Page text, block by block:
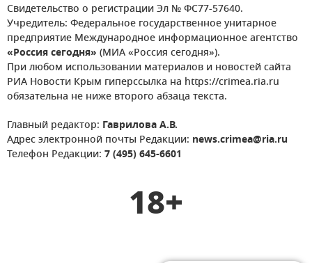
Свидетельство о регистрации Эл № ФС77-57640.
Учредитель: Федеральное государственное унитарное
предприятие Международное информационное агентство
«Россия сегодня» (МИА «Россия сегодня»).
При любом использовании материалов и новостей сайта
РИА Новости Крым гиперссылка на https://crimea.ria.ru
обязательна не ниже второго абзаца текста.
Главный редактор: Гаврилова А.В.
Адрес электронной почты Редакции: news.crimea@ria.ru
Телефон Редакции: 7 (495) 645-6601
18+